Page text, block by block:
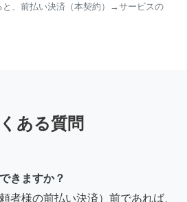
と、前払い決済（本契約）→サービスの
ある質問
きますか？
者様の前払い決済）前であれば、